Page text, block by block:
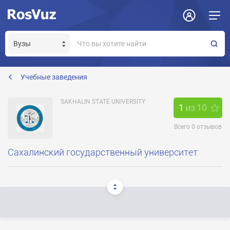
Учебные заведения
SAKHALIN STATE UNIVERSITY
1 из 10
Всего 0 отзывов
Сахалинский государственный университет
info@sakhgu.ru